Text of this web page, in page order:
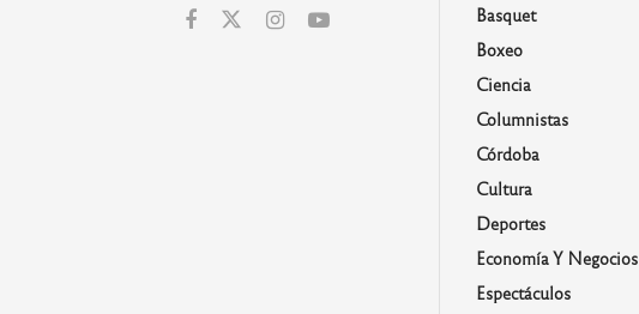
Basquet
Boxeo
Ciencia
Columnistas
Córdoba
Cultura
Deportes
Economía Y Negocios
Espectáculos